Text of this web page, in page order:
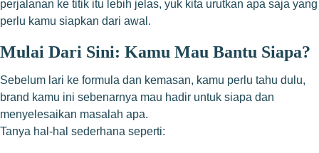
perjalanan ke titik itu lebih jelas, yuk kita urutkan apa saja yang
perlu kamu siapkan dari awal.
Mulai Dari Sini: Kamu Mau Bantu Siapa?
Sebelum lari ke formula dan kemasan, kamu perlu tahu dulu,
brand kamu ini sebenarnya mau hadir untuk siapa dan
menyelesaikan masalah apa.
Tanya hal-hal sederhana seperti: